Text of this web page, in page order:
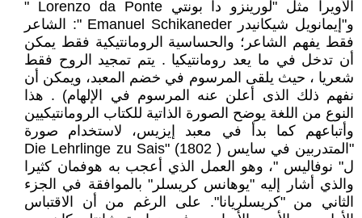
الأويرا مثل "لورينزو دا بونتي Lorenzo da Ponte "
و"إيمانويل شيكانيدر Emanuel Schikaneder ": الشاعر
فقط يفهم الشاعر؛ والحساسية الرومانتيكية فقط يمكن
أن تدخل في ما يعد رومانتيكيا . يتم تمجيد الروح فقط
شعريا ، حيث يلقى المرسوم في خضم المعبد، ويمكن أن
نفهم ذلك الذى أعلن عنه المرسوم في الإلهام) . هذا
النوع من اللغة يوضح الصورة الذاتية للكتاب الرومانتيكيين
وأتباعهم كما بدأ في معبد إيزيس، لاستخدام صورة
"المتدربين في سايس Die Lehrlinge zu Sais" (1802 )
ل" نوفاليس "، وهو العمل الذي أعجب به هوفمان كثيرا
والذي أشار إليه "يوهانس كريسلر" بالموافقة في الجزء
الثاني من "كريسلريانا". على الرغم من أن الاقتباس